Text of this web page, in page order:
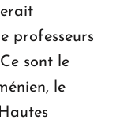
professeurs
sont le
le